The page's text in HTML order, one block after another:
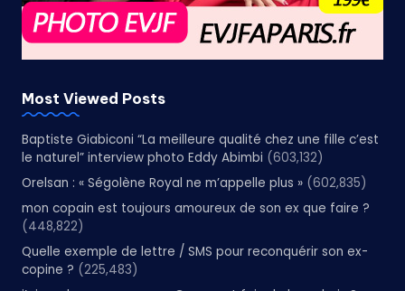
Most Viewed Posts
Baptiste Giabiconi “La meilleure qualité chez une fille c’est
le naturel” interview photo Eddy Abimbi (603,132)
Orelsan : « Ségolène Royal ne m’appelle plus » (602,835)
mon copain est toujours amoureux de son ex que faire ?
(448,822)
Quelle exemple de lettre / SMS pour reconquérir son ex-
copine ? (225,483)